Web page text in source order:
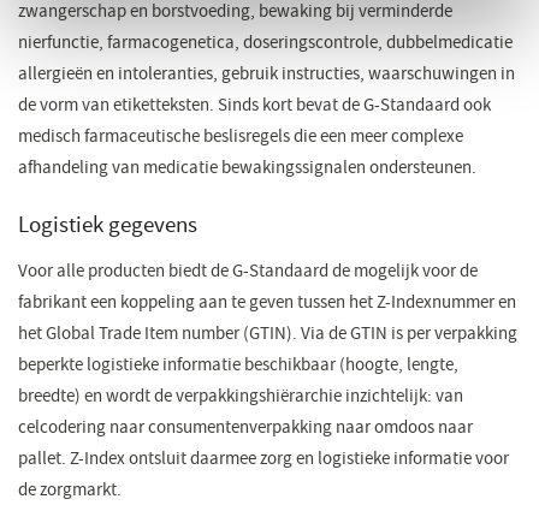
zwangerschap en borstvoeding, bewaking bij verminderde
nierfunctie, farmacogenetica, doseringscontrole, dubbelmedicatie
allergieën en intoleranties, gebruik instructies, waarschuwingen in
de vorm van etiketteksten. Sinds kort bevat de G-Standaard ook
medisch farmaceutische beslisregels die een meer complexe
afhandeling van medicatie bewakingssignalen ondersteunen. ​​
Logistiek gegevens
Voor alle producten biedt de G-Standaard de mogelijk voor de
fabrikant een koppeling aan te geven tussen het Z-Indexnummer en
het Global Trade Item number (GTIN). Via de GTIN is per verpakking
beperkte logistieke informatie beschikbaar (hoogte, lengte,
breedte) en wordt de verpakkingshiërarchie inzichtelijk: van
celcodering naar consumentenverpakking naar omdoos naar
pallet. Z-Index ontsluit daarmee zorg en logistieke informatie voor
de zorgmarkt.